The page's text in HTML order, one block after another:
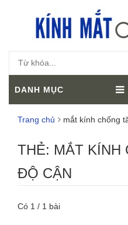
DANH MỤC
Trang chủ mắt kính chống
THẺ: MẮT KÍNH
ĐỘ CẬN
Có 1 / 1 bài